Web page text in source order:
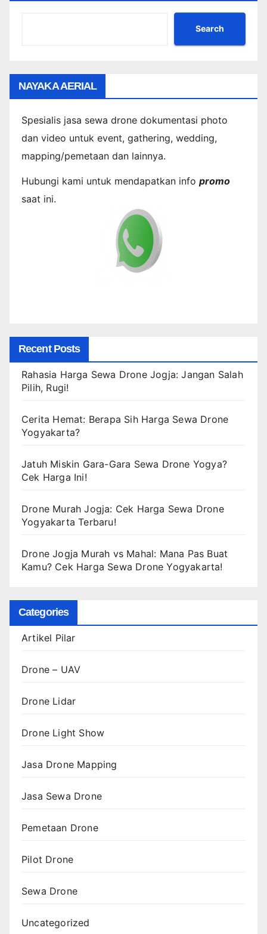
Search
NAYAKA AERIAL
Spesialis jasa sewa drone dokumentasi photo
dan video untuk event, gathering, wedding,
mapping/pemetaan dan lainnya.
Hubungi kami untuk mendapatkan info promo
saat ini.
Recent Posts
Rahasia Harga Sewa Drone Jogja: Jangan Salah
Pilih, Rugi!
Cerita Hemat: Berapa Sih Harga Sewa Drone
Yogyakarta?
Jatuh Miskin Gara-Gara Sewa Drone Yogya?
Cek Harga Ini!
Drone Murah Jogja: Cek Harga Sewa Drone
Yogyakarta Terbaru!
Drone Jogja Murah vs Mahal: Mana Pas Buat
Kamu? Cek Harga Sewa Drone Yogyakarta!
Categories
Artikel Pilar
Drone – UAV
Drone Lidar
Drone Light Show
Jasa Drone Mapping
Jasa Sewa Drone
Pemetaan Drone
Pilot Drone
Sewa Drone
Uncategorized